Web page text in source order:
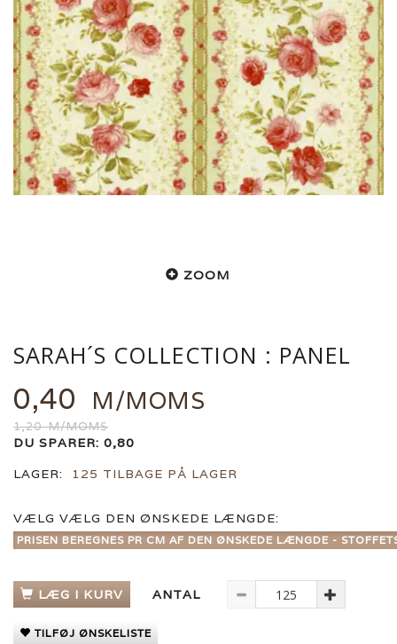
ZOOM
SARAH´S COLLECTION : PANEL
0,40 M/MOMS
1,20M/MOMS
DU SPARER: 0,80
LAGER:
125 TILBAGE PÅ LAGER
VÆLG VÆLG DEN ØNSKEDE LÆNGDE:
PRISEN BEREGNES PR CM AF DEN ØNSKEDE LÆNGDE -
LÆG I KURV ANTAL
TILFØJ ØNSKELISTE